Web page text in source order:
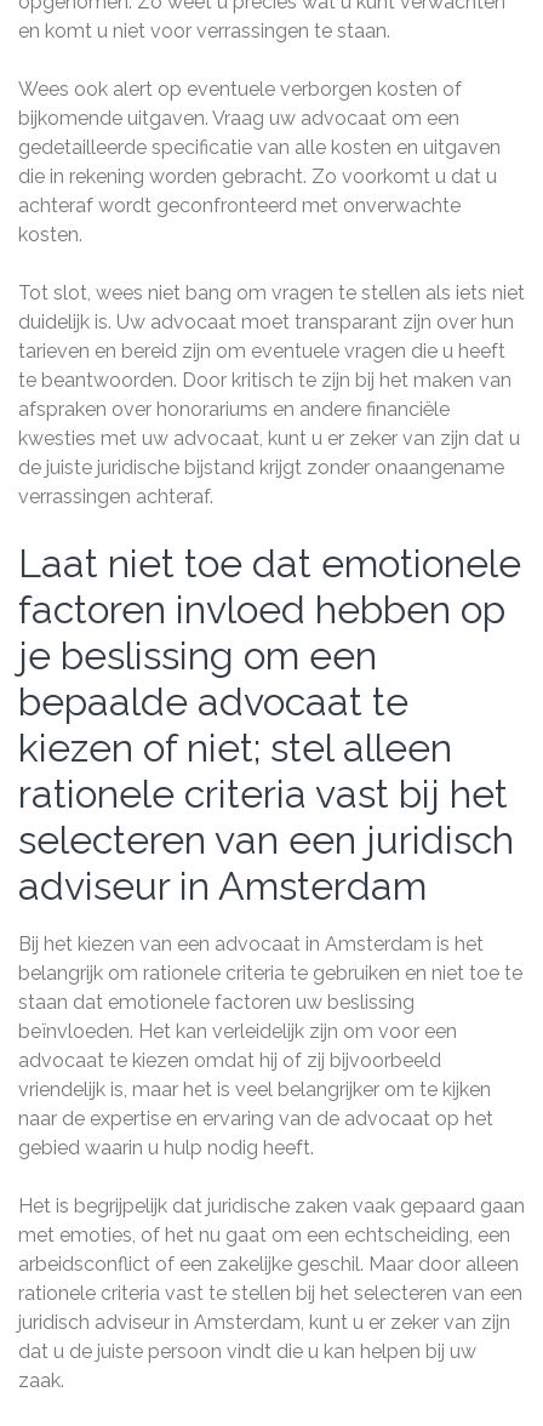
en komt u niet voor verrassingen te staan.
Wees ook alert op eventuele verborgen kosten of
bijkomende uitgaven. Vraag uw advocaat om een
gedetailleerde specificatie van alle kosten en uitgaven
die in rekening worden gebracht. Zo voorkomt u dat u
achteraf wordt geconfronteerd met onverwachte
kosten.
Tot slot, wees niet bang om vragen te stellen als iets niet
duidelijk is. Uw advocaat moet transparant zijn over hun
tarieven en bereid zijn om eventuele vragen die u heeft
te beantwoorden. Door kritisch te zijn bij het maken van
afspraken over honorariums en andere financiële
kwesties met uw advocaat, kunt u er zeker van zijn dat u
de juiste juridische bijstand krijgt zonder onaangename
verrassingen achteraf.
Laat niet toe dat emotionele
factoren invloed hebben op
je beslissing om een
bepaalde advocaat te
kiezen of niet; stel alleen
rationele criteria vast bij het
selecteren van een juridisch
adviseur in Amsterdam
Bij het kiezen van een advocaat in Amsterdam is het
belangrijk om rationele criteria te gebruiken en niet toe te
staan dat emotionele factoren uw beslissing
beïnvloeden. Het kan verleidelijk zijn om voor een
advocaat te kiezen omdat hij of zij bijvoorbeeld
vriendelijk is, maar het is veel belangrijker om te kijken
naar de expertise en ervaring van de advocaat op het
gebied waarin u hulp nodig heeft.
Het is begrijpelijk dat juridische zaken vaak gepaard gaan
met emoties, of het nu gaat om een echtscheiding, een
arbeidsconflict of een zakelijke geschil. Maar door alleen
rationele criteria vast te stellen bij het selecteren van een
juridisch adviseur in Amsterdam, kunt u er zeker van zijn
dat u de juiste persoon vindt die u kan helpen bij uw
zaak.